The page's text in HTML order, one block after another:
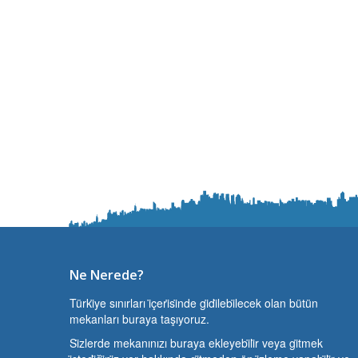
Ne Nerede?
Türki̇ye sınırları i̇çeri̇si̇nde gi̇di̇lebi̇lecek olan bütün
mekanları buraya taşıyoruz.
Si̇zlerde mekanınızı buraya ekleyebi̇li̇r veya gi̇tmek